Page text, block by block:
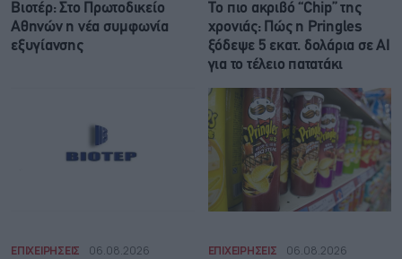
Βιοτέρ: Στο Πρωτοδικείο
Αθηνών η νέα συμφωνία
εξυγίανσης
Το πιο ακριβό “Chip” της
χρονιάς: Πώς η Pringles
ξόδεψε 5 εκατ. δολάρια σε AI
για το τέλειο πατατάκι
ΕΠΙΧΕΙΡΗΣΕΙΣ 06.08.2026 ΕΠΙΧΕΙΡΗΣΕΙΣ 06.08.2026